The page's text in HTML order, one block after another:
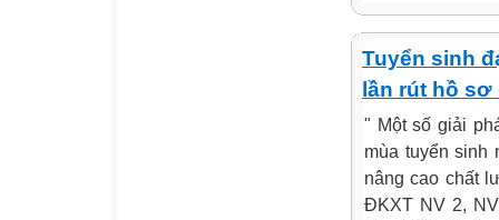
Tuyển sinh
lần rút hồ
" Một số giải
mùa tuyển sinh
nâng cao chất
ĐKXT NV 2,